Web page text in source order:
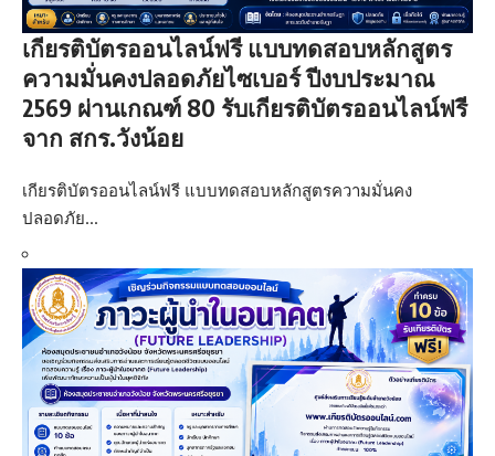
เกียรติบัตรออนไลน์ฟรี แบบทดสอบหลักสูตร
ความมั่นคงปลอดภัยไซเบอร์ ปีงบประมาณ
2569 ผ่านเกณฑ์ 80 รับเกียรติบัตรออนไลน์ฟรี
จาก สกร.วังน้อย
เกียรติบัตรออนไลน์ฟรี แบบทดสอบหลักสูตรความมั่นคง
ปลอดภัย…